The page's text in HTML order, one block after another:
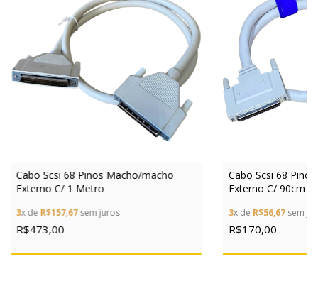
Cabo Scsi 68 Pinos Macho/macho
Externo C/ 1 Metro
3x de R$157,67sem juros
R$473,00
Cabo Scsi 68
Externo C/ 90cm
3x de R$56,67sem
R$170,00